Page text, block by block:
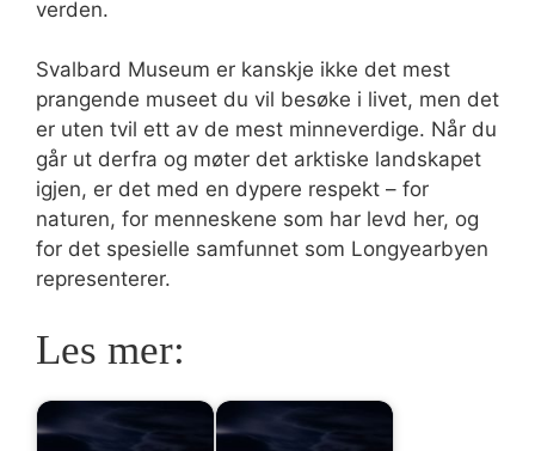
verden.
Svalbard Museum er kanskje ikke det mest
prangende museet du vil besøke i livet, men det
er uten tvil ett av de mest minneverdige. Når du
går ut derfra og møter det arktiske landskapet
igjen, er det med en dypere respekt – for
naturen, for menneskene som har levd her, og
for det spesielle samfunnet som Longyearbyen
representerer.
Les mer: